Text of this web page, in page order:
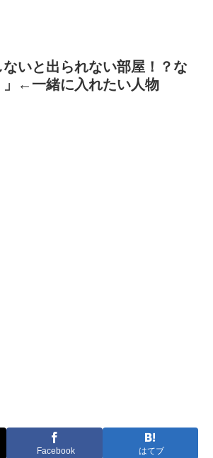
いと出られない部屋！？な
」←一緒に入れたい人物
Facebook はてブ